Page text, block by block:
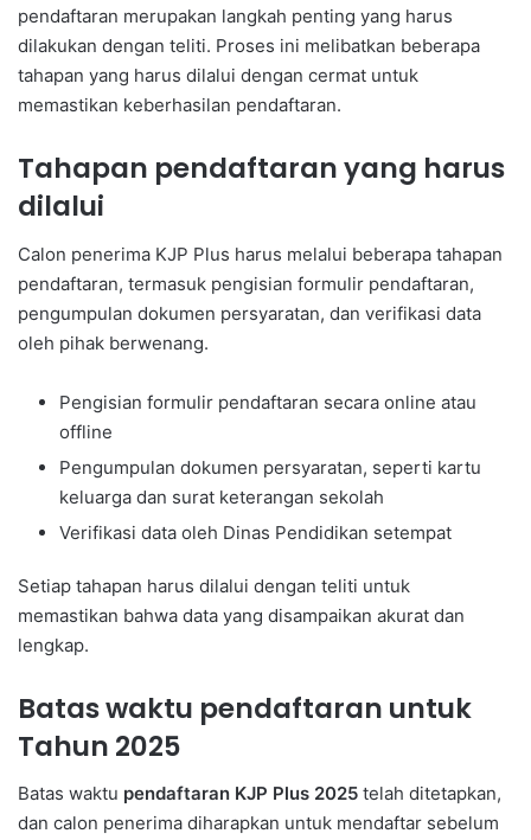
pendaftaran merupakan langkah penting yang harus
dilakukan dengan teliti. Proses ini melibatkan beberapa
tahapan yang harus dilalui dengan cermat untuk
memastikan keberhasilan pendaftaran.
Tahapan pendaftaran yang harus
dilalui
Calon penerima KJP Plus harus melalui beberapa tahapan
pendaftaran, termasuk pengisian formulir pendaftaran,
pengumpulan dokumen persyaratan, dan verifikasi data
oleh pihak berwenang.
Pengisian formulir pendaftaran secara online atau
offline
Pengumpulan dokumen persyaratan, seperti kartu
keluarga dan surat keterangan sekolah
Verifikasi data oleh Dinas Pendidikan setempat
Setiap tahapan harus dilalui dengan teliti untuk
memastikan bahwa data yang disampaikan akurat dan
lengkap.
Batas waktu pendaftaran untuk
Tahun 2025
Batas waktu pendaftaran KJP Plus 2025 telah ditetapkan,
dan calon penerima diharapkan untuk mendaftar sebelum